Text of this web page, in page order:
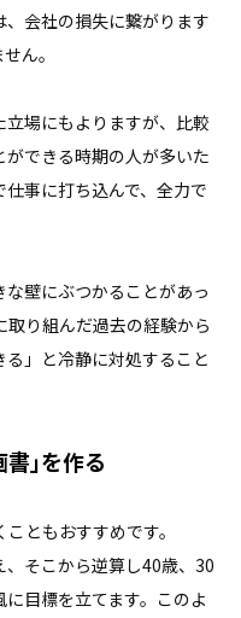
会社の損失に繋がります
ん。
場にもよりますが、比較
できる時期の人が多いた
事に打ち込んで、全力で
壁にぶつかることがあっ
り組んだ過去の経験から
る」と冷静に対処すること
｣を作る
ともおすすめです。
そこから逆算し40歳、30
目標を立てます。このよ